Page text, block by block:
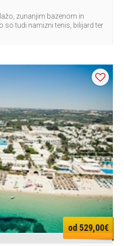
zunanjim bazenom in
so tudi namizni tenis, bilijard ter
od 529,00€